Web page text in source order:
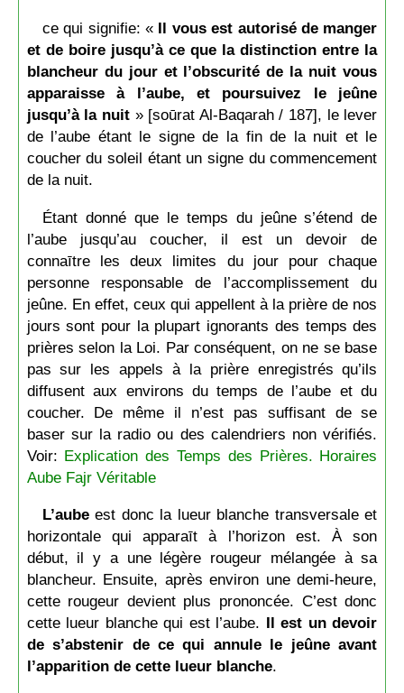
ce qui signifie: « Il vous est autorisé de manger
et de boire jusqu’à ce que la distinction entre la
blancheur du jour et l’obscurité de la nuit vous
apparaisse à l’aube, et poursuivez le jeûne
jusqu’à la nuit » [soūrat Al-Baqarah / 187], le lever
de l’aube étant le signe de la fin de la nuit et le
coucher du soleil étant un signe du commencement
de la nuit.
Étant donné que le temps du jeûne s’étend de
l’aube jusqu’au coucher, il est un devoir de
connaītre les deux limites du jour pour chaque
personne responsable de l’accomplissement du
jeûne. En effet, ceux qui appellent à la prière de nos
jours sont pour la plupart ignorants des temps des
prières selon la Loi. Par conséquent, on ne se base
pas sur les appels à la prière enregistrés qu’ils
diffusent aux environs du temps de l’aube et du
coucher. De même il n’est pas suffisant de se
baser sur la radio ou des calendriers non vérifiés.
Voir: Explication des Temps des Prières. Horaires
Aube Fajr Véritable
L’aubeest donc la lueur blanche transversale et
horizontale qui apparaīt à l’horizon est. À son
début, il y a une légère rougeur mélangée à sa
blancheur. Ensuite, après environ une demi-heure,
cette rougeur devient plus prononcée. C’est donc
cette lueur blanche qui est l’aube. Il est un devoir
de s’abstenir de ce qui annule le jeûne avant
l’apparition de cette lueur blanche.